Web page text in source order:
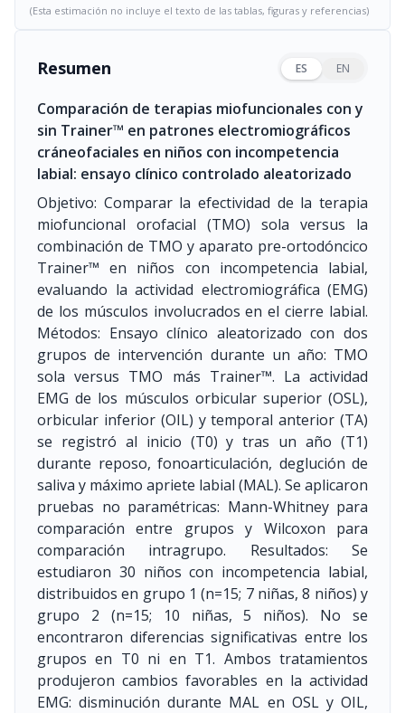
(Esta estimación no incluye el texto de las tablas, figuras y referencias)
Resumen ES EN
Comparación de terapias miofuncionales con y
sin Trainer™ en patrones electromiográficos
cráneofaciales en niños con incompetencia
labial: ensayo clínico controlado aleatorizado
Objetivo: Comparar la efectividad de la terapia
miofuncional orofacial (TMO) sola versus la
combinación de TMO y aparato pre-ortodóncico
Trainer™ en niños con incompetencia labial,
evaluando la actividad electromiográfica (EMG)
de los músculos involucrados en el cierre labial.
Métodos: Ensayo clínico aleatorizado con dos
grupos de intervención durante un año: TMO
sola versus TMO más Trainer™. La actividad
EMG de los músculos orbicular superior (OSL),
orbicular inferior (OIL) y temporal anterior (TA)
se registró al inicio (T0) y tras un año (T1)
durante reposo, fonoarticulación, deglución de
saliva y máximo apriete labial (MAL). Se aplicaron
pruebas no paramétricas: Mann-Whitney para
comparación entre grupos y Wilcoxon para
comparación intragrupo. Resultados: Se
estudiaron 30 niños con incompetencia labial,
distribuidos en grupo 1 (n=15; 7 niñas, 8 niños) y
grupo 2 (n=15; 10 niñas, 5 niños). No se
encontraron diferencias significativas entre los
grupos en T0 ni en T1. Ambos tratamientos
produjeron cambios favorables en la actividad
EMG: disminución durante MAL en OSL y OIL,